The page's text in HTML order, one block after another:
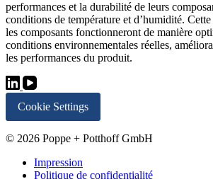
performances et la durabilité de leurs
conditions de température et d’humidité.
les composants fonctionneront de manière
conditions environnementales réelles,
les performances du produit.
Cookie Settings
© 2026 Poppe + Potthoff GmbH
Impression
Politique de confidentialité